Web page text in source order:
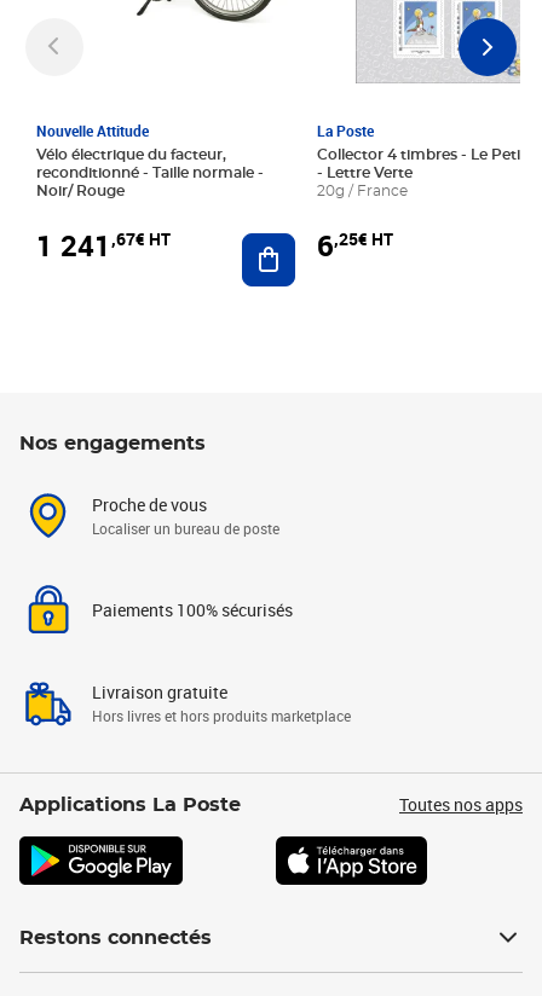
Nouvelle Attitude
Vélo électrique du facteur,
reconditionné - Taille normale -
Noir/ Rouge
1 241 ,67€ HT Ajouter au panier
La Poste
Collector 4 timbres - Le Petit
- Lettre Verte
20g / France
6,25€ HT
Nos engagements
Proche de vous
Localiser un bureau de poste
Paiements 100% sécurisés
Livraison gratuite
Hors livres et hors produits marketplace
Applications La Poste Toutes nos apps
Restons connectés